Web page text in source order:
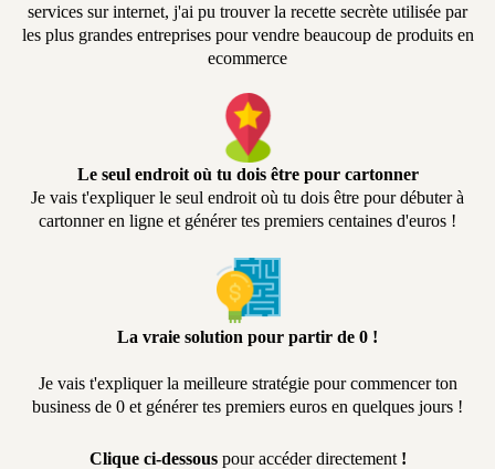
services sur internet, j'ai pu trouver la recette secrète utilisée par
les plus grandes entreprises pour vendre beaucoup de produits en
ecommerce
Le seul endroit où tu dois être pour cartonner
Je vais t'expliquer le seul endroit où tu dois être pour débuter à
cartonner en ligne et générer tes premiers centaines d'euros !
La vraie solution pour partir de 0 !
Je vais t'expliquer la meilleure stratégie pour commencer ton
business de 0 et générer tes premiers euros en quelques jours !
Clique ci-dessouspour accéder directement !